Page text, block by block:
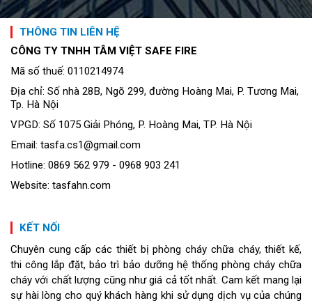
THÔNG TIN LIÊN HỆ
CÔNG TY TNHH TÂM VIỆT SAFE FIRE
Mã số thuế: 0110214974
Địa chỉ: Số nhà 28B, Ngõ 299, đường Hoàng Mai, P. Tương Mai,
Tp. Hà Nội
VPGD: Số 1075 Giải Phóng, P. Hoàng Mai, TP. Hà Nội
Email: tasfa.cs1@gmail.com
Hotline: 0869 562 979 - 0968 903 241
Website: tasfahn.com
KẾT NỐI
Chuyên cung cấp các thiết bị phòng cháy chữa cháy, thiết kế,
thi công lắp đặt, bảo trì bảo dưỡng hệ thống phòng cháy chữa
cháy với chất lượng cũng như giá cả tốt nhất. Cam kết mang lại
sự hài lòng cho quý khách hàng khi sử dụng dịch vụ của chúng